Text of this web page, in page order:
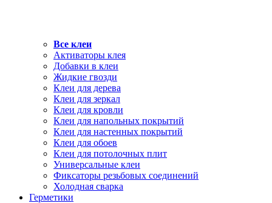
Все клеи
Активаторы клея
Добавки в клеи
Жидкие гвозди
Клеи для дерева
Клеи для зеркал
Клеи для кровли
Клеи для напольных покрытий
Клеи для настенных покрытий
Клеи для обоев
Клеи для потолочных плит
Универсальные клеи
Фиксаторы резьбовых соединений
Холодная сварка
Герметики